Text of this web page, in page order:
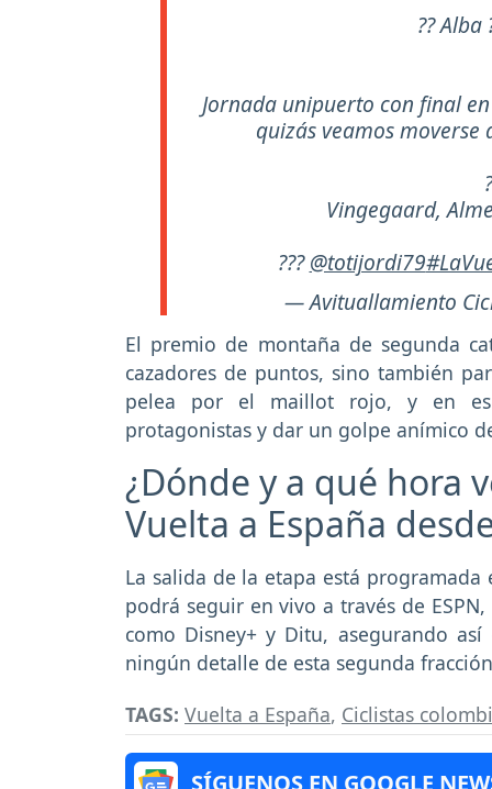
??
Jornada unipuerto con final
quizás veamos
Vingegaard,
???@totijordi79
— Avituallamiento
El premio de montaña de segunda
cazadores de puntos, sino también
pelea por el maillot rojo, y en
protagonistas y dar un golpe anímico
¿Dónde y a qué hora
Vuelta a España
La salida de la etapa está
podrá seguir en vivo a través de
como Disney+ y Ditu, asegurando
ningún detalle de esta segunda
TAGS: Vuelta a España, Ciclistas
SÍGUENOS EN GOOGLE